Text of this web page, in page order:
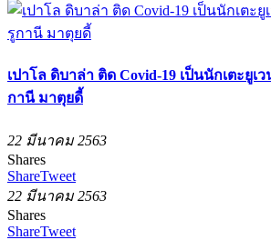
เปาโล ดิบาล่า ติด Covid-19 เป็นนักเตะยูเ
กานี มาตุยดี้
22 มีนาคม 2563
Shares
ShareTweet
22 มีนาคม 2563
Shares
ShareTweet